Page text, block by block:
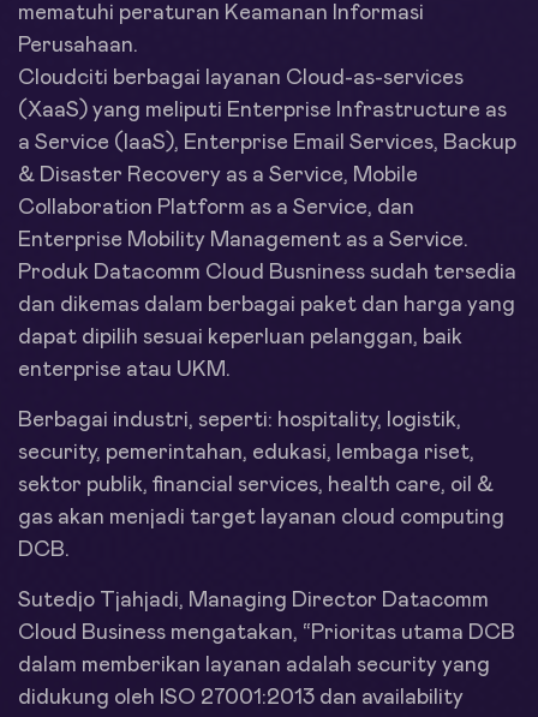
mematuhi peraturan Keamanan Informasi
Perusahaan.
Cloudciti berbagai layanan Cloud-as-services
(XaaS) yang meliputi Enterprise Infrastructure as
a Service (IaaS), Enterprise Email Services, Backup
& Disaster Recovery as a Service, Mobile
Collaboration Platform as a Service, dan
Enterprise Mobility Management as a Service.
Produk Datacomm Cloud Busniness sudah tersedia
dan dikemas dalam berbagai paket dan harga yang
dapat dipilih sesuai keperluan pelanggan, baik
enterprise atau UKM.
Berbagai industri, seperti: hospitality, logistik,
security, pemerintahan, edukasi, lembaga riset,
sektor publik, financial services, health care, oil &
gas akan menjadi target layanan cloud computing
DCB.
Sutedjo Tjahjadi, Managing Director Datacomm
Cloud Business mengatakan, “Prioritas utama DCB
dalam memberikan layanan adalah security yang
didukung oleh ISO 27001:2013 dan availability